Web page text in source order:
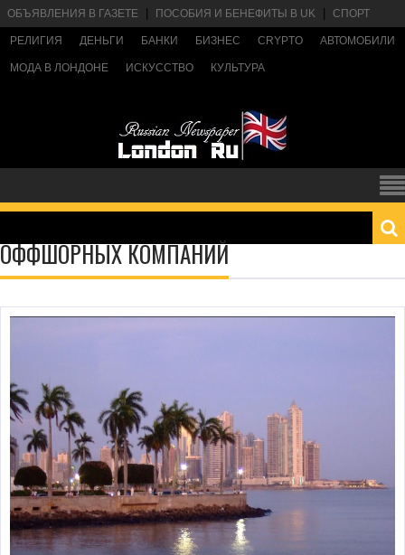
ОБЪЯВЛЕНИЯ В ГАЗЕТЕ ПОСОБИЯ И БЕНЕФИТЫ В UK СПОРТ
РЕЛИГИЯ ДЕНЬГИ БАНКИ БИЗНЕС CRYPTO АВТОМОБИЛИ
МОДА В ЛОНДОНЕ ИСКУССТВО КУЛЬТУРА
ОФФШОРНЫХ КОМПАНИЙ